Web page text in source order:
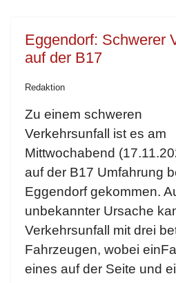
Eggendorf: Schwerer
auf der B17
Redaktion
Zu einem schweren
Verkehrsunfall ist es am
Mittwochabend
auf der B17 Umfahrung
Eggendorf gekommen.
unbekannter Ursache
Verkehrsunfall mit drei
Fahrzeugen, wobei
eines auf der Seite und